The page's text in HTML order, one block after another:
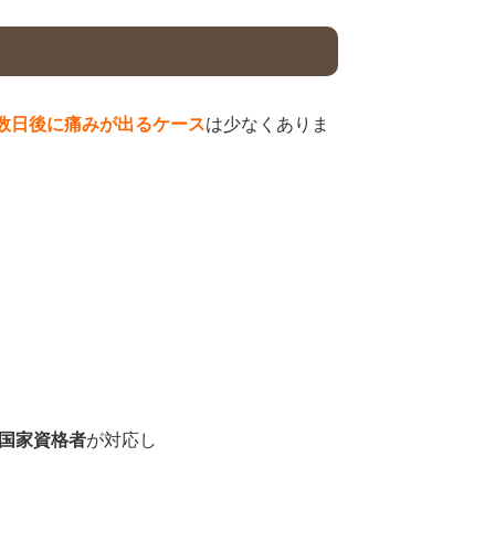
日後に痛みが出るケースは少なくありま
家資格者が対応し